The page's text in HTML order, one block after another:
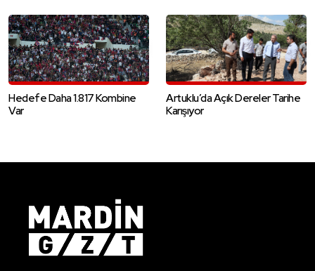
Hedefe Daha 1.817 Kombine
Var
Artuklu’da Açık Dereler Tarihe
Karışıyor